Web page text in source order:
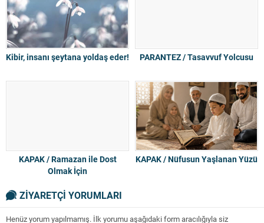
Kibir, insanı şeytana yoldaş eder! PARANTEZ / Tasavvuf Yolcusu
KAPAK / Ramazan ile Dost
Olmak İçin
KAPAK / Nüfusun Yaşlanan Yüzü
ZİYARETÇİ YORUMLARI
Henüz yorum yapılmamış. İlk yorumu aşağıdaki form aracılığıyla siz